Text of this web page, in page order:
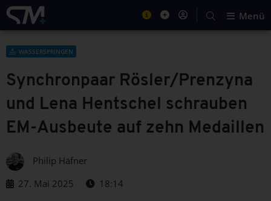
Menü
WASSERSPRINGEN
Synchronpaar Rösler/Prenzyna
und Lena Hentschel schrauben
EM-Ausbeute auf zehn Medaillen
Philip Häfner
27. Mai 2025
18:14